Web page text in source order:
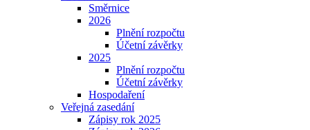
Směrnice
2026
Plnění rozpočtu
Účetní závěrky
2025
Plnění rozpočtu
Účetní závěrky
Hospodaření
Veřejná zasedání
Zápisy rok 2025